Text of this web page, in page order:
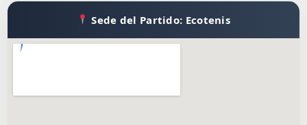
Sede del Partido: Ecotenis